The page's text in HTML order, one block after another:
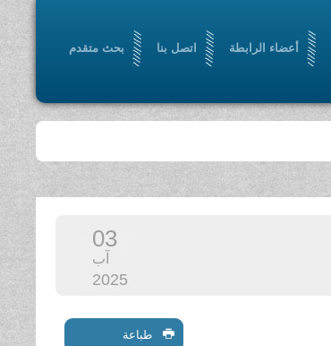
أعضاء الرابطة اتصل بنا بحث متقدم
03
آب
2025
طباعة